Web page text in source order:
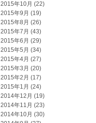
2015年10月 (22)
2015年9月 (19)
2015年8月 (26)
2015年7月 (43)
2015年6月 (29)
2015年5月 (34)
2015年4月 (27)
2015年3月 (20)
2015年2月 (17)
2015年1月 (24)
2014年12月 (19)
2014年11月 (23)
2014年10月 (30)